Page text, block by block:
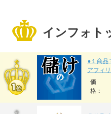
インフォト
●１商品
アフィ
価
格：